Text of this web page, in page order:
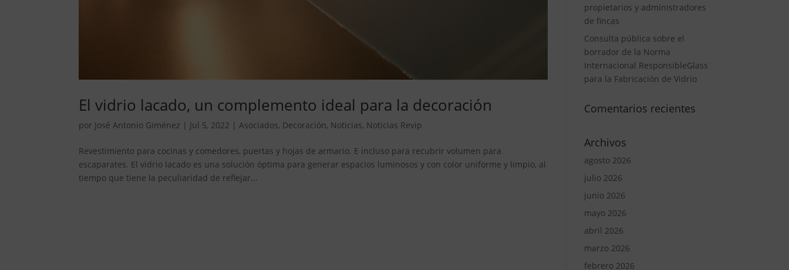
El vidrio lacado, un complemento ideal para la decoración
por José Antonio Giménez | Jul 5, 2022 |Asociados, Decoración, Noticias, Noticias Revip
Revestimiento para cocinas y comedores, puertas y hojas de armario. E incluso para recubrir volumen para
escaparates. El vidrio lacado es una solución óptima para generar espacios luminosos y con color uniforme y limpio, al
tiempo que tiene la peculiaridad de reflejar...
propietarios y administradores
de fincas
Consulta pública sobre el
borrador de la Norma
Internacional ResponsibleGlass
para la Fabricación de Vidrio
Comentarios recientes
Archivos
agosto 2026
julio 2026
junio 2026
mayo 2026
abril 2026
marzo 2026
febrero 2026